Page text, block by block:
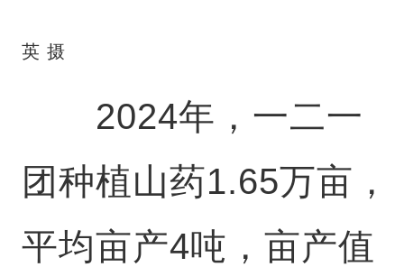
英 摄
2024年，一二一
团种植山药1.65万亩，
平均亩产4吨，亩产值